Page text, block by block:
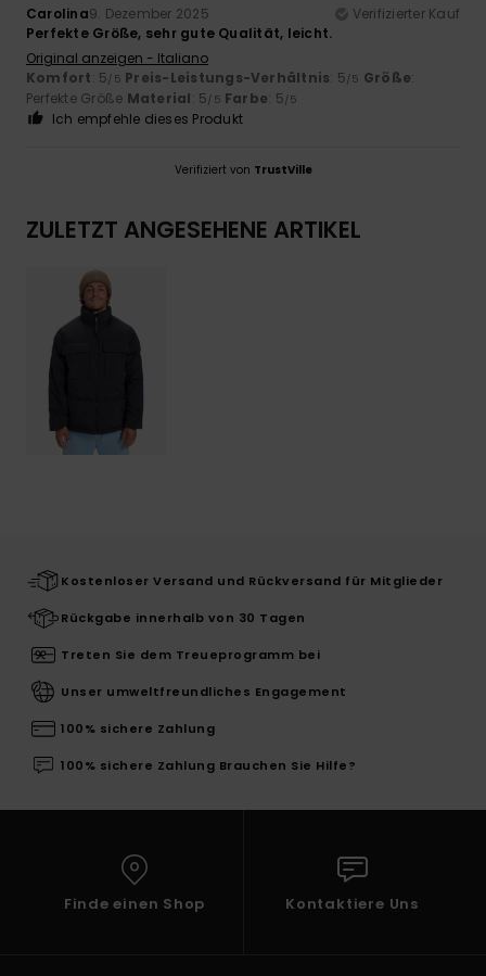
Carolina9. Dezember 2025
Verifizierter Kauf
Perfekte Größe, sehr gute Qualität, leicht.
Original anzeigen - Italiano
Komfort: 5/5 Preis-Leistungs-Verhältnis: 5/5 Größe:
Perfekte Größe Material: 5/5 Farbe: 5/5
Ich empfehle dieses Produkt
Verifiziert von TrustVille
ZULETZT ANGESEHENE ARTIKEL
Kostenloser Versand und Rückversand für Mitglieder
Rückgabe innerhalb von 30 Tagen
Treten Sie dem Treueprogramm bei
Unser umweltfreundliches Engagement
100% sichere Zahlung
100% sichere Zahlung Brauchen Sie Hilfe?
Finde einen Shop Kontaktiere Uns